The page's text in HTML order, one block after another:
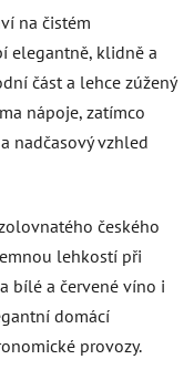
na čistém
elegantně, klidně a
část a lehce zúžený
nápoje, zatímco
nadčasový vzhled
českého
lehkostí při
bílé a červené víno i
domácí
provozy.